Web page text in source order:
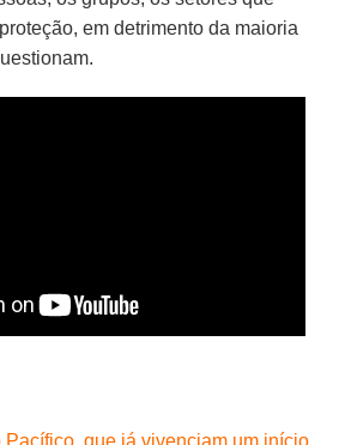
em detrimento da maioria
Pacífico, que já vivenciam um início